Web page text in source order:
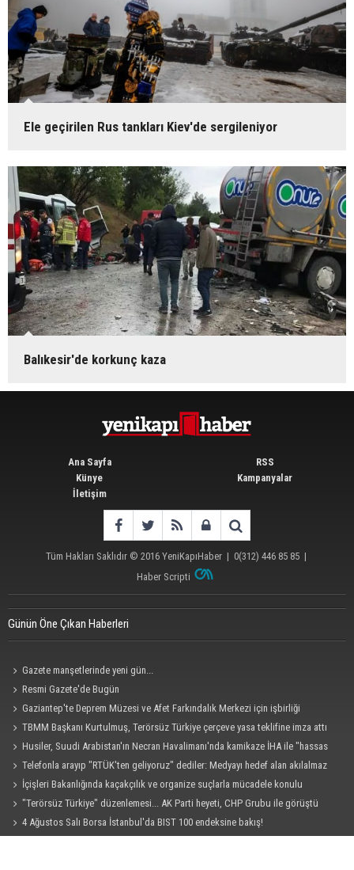
Ele geçirilen Rus tankları Kiev'de sergileniyor
Balıkesir'de korkunç kaza
Ana Sayfa
Künye
İletişim
RSS
Kampanyalar
Tüm Hakları Saklıdır © 2016 YeniKapıHaber| 0(312) 446 85 85|
Haber Scripti
Günün Öne Çıkan Haberleri
Gazete manşetlerinde yeni gün...
Resmi Gazete'de Bugün
Gaziantep'te Deprem Müzesi ve Afet Farkındalık Merkezi için işbirliği
protokolü imzalandı
TBMM Başkanı Kurtulmuş, Terörsüz Türkiye çerçeve yasa teklifine imza attı
Husiler, Suudi Arabistan'ın Necran Havalimanı'nda kamikaze İHA ile "hassas
bir hedefi" vurduklarını açıkladı
Telefonla arayıp "RTÜK'ten geliyoruz" dediler: Medyayı hedef alan akılalmaz
tuzak ifşa oldu
İçişleri Bakanlığında kaçakçılık ve organize suçlarla mücadele konulu
güvenlik toplantısı yapıldı
"Terörsüz Türkiye" düzenlemesi... AK Parti heyeti, CHP Grubu ile görüştü
4 Ağustos Salı Borsa İstanbul'da BIST 100 endeksine bakış!